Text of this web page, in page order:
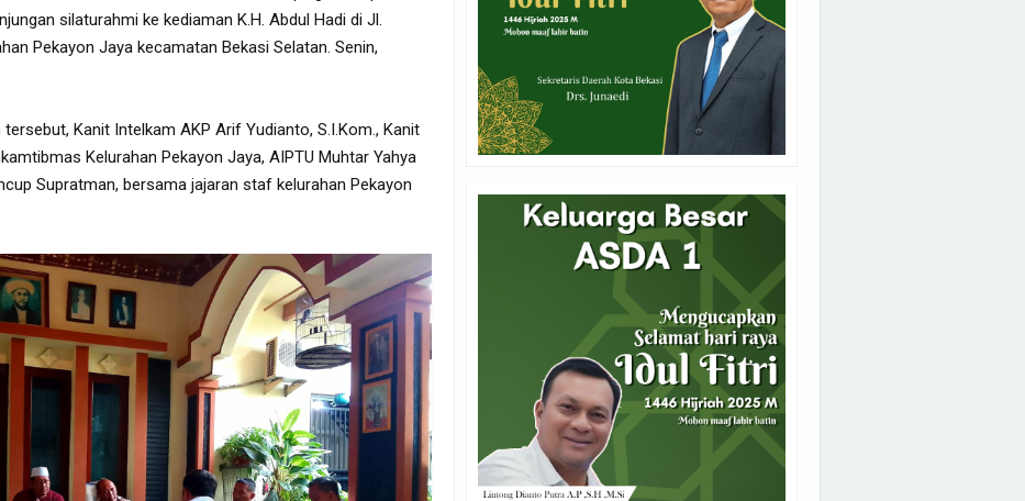
silaturahmi ke kediaman K.H. Abdul Hadi di Jl.
Pekayon Jaya kecamatan Bekasi Selatan. Senin,
Kanit Intelkam AKP Arif Yudianto, S.I.Kom., Kanit
Kelurahan Pekayon Jaya, AIPTU Muhtar Yahya
Supratman, bersama jajaran staf kelurahan Pekayon